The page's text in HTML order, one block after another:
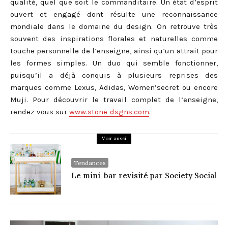
qualité, quel que soit le commanditaire. Un état d’esprit
ouvert et engagé dont résulte une reconnaissance
mondiale dans le domaine du design. On retrouve très
souvent des inspirations florales et naturelles comme
touche personnelle de l’enseigne, ainsi qu’un attrait pour
les formes simples. Un duo qui semble fonctionner,
puisqu’il a déjà conquis à plusieurs reprises des
marques comme Lexus, Adidas, Women’secret ou encore
Muji. Pour découvrir le travail complet de l’enseigne,
rendez-vous sur www.stone-dsgns.com.
Voir aussi
Tendances
Le mini-bar revisité par Society Social